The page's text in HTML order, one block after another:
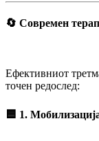
🔄 Современ
Ефективниот
точен редослед:
🟦 1.